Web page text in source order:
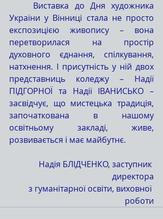
України у Вінниці стала не просто
експозицією живопису – вона
перетворилася на простір
духовного єднання, спілкування,
натхнення. І присутність у ній двох
представниць коледжу – Надії
ПІДГОРНОЇ та Надії ІВАНИСЬКО –
засвідчує, що мистецька традиція,
започаткована в нашому
освітньому закладі, живе,
розвивається і має майбутнє.
Надія БЛІДЧЕНКО, заступник
директора
з гуманітарної освіти, виховної
роботи